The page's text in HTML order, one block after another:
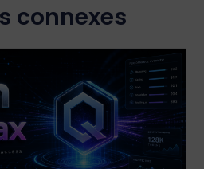
connexes